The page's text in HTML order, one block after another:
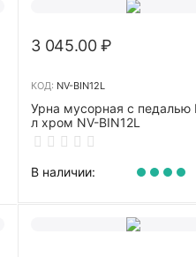
3 045.00 ₽
КОД: NV-BIN12L
Урна мусорная с педалью
л хром NV-BIN12L
В наличии: